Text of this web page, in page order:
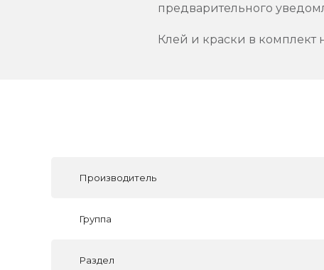
предварительного
Клей и краски в комплект
Производитель
Группа
Раздел